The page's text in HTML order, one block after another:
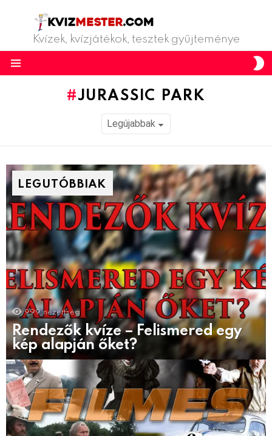
Kvízek, kvízjátékok, tesztek gyűjteménye
JURASSIC PARK
LEGUTÓBBIAK
999 nézettség
Rendezők kvíze – Felismered egy
kép alapján őket?